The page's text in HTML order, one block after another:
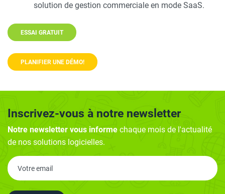
solution de gestion commerciale en mode SaaS.
ESSAI GRATUIT
PLANIFIER UNE DÉMO!
Inscrivez-vous à notre newsletter
Notre newsletter vous informe chaque mois de l'actualité
de nos solutions logicielles.